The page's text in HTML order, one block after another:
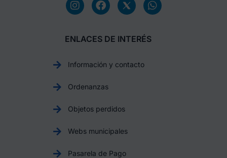
ENLACES DE INTERÉS
Información y contacto
Ordenanzas
Objetos perdidos
Webs municipales
Pasarela de Pago